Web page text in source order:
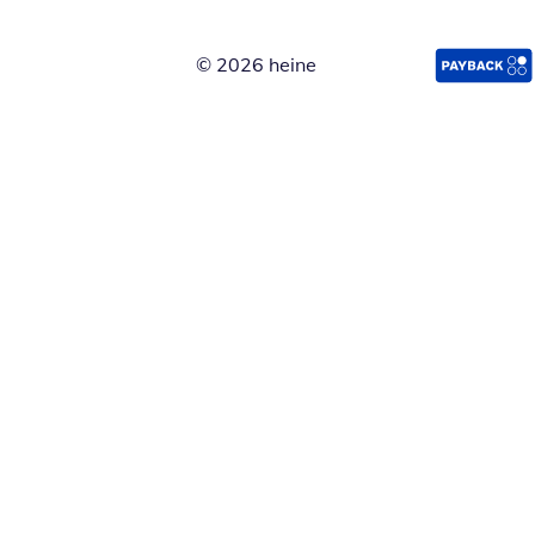
© 2026 heine